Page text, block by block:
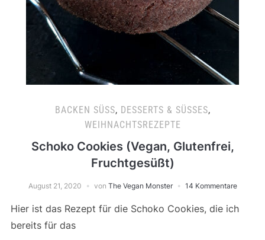
BACKEN SÜSS , DESSERTS & SÜSSES
,
WEIHNACHTSREZEPTE
Schoko Cookies (Vegan, Glutenfrei,
Fruchtgesüßt)
August 21, 2020 von The Vegan Monster 14 Kommentare
Hier ist das Rezept für die Schoko Cookies, die ich
bereits für das